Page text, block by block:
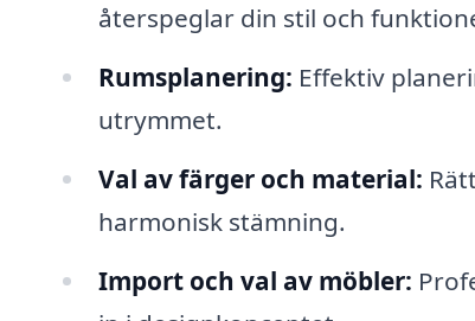
återspeglar din stil och
Rumsplanering: Effektiv
utrymmet.
Val av färger och material:
harmonisk stämning.
Import och val av möbler: